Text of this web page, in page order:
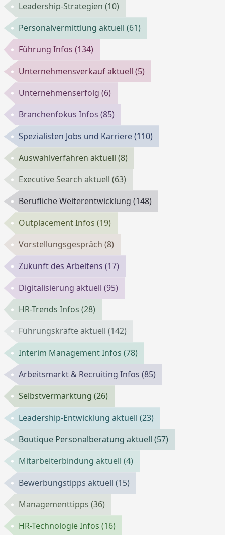
Leadership-Strategien(10)
Personalvermittlung aktuell(61)
Führung Infos(134)
Unternehmensverkauf aktuell(5)
Unternehmenserfolg(6)
Branchenfokus Infos(85)
Spezialisten Jobs und Karriere(110)
Auswahlverfahren aktuell(8)
Executive Search aktuell(63)
Berufliche Weiterentwicklung(148)
Outplacement Infos(19)
Vorstellungsgespräch(8)
Zukunft des Arbeitens(17)
Digitalisierung aktuell(95)
HR-Trends Infos(28)
Führungskräfte aktuell(142)
Interim Management Infos(78)
Arbeitsmarkt & Recruiting Infos(85)
Selbstvermarktung(26)
Leadership-Entwicklung aktuell(23)
Boutique Personalberatung aktuell(57)
Mitarbeiterbindung aktuell(4)
Bewerbungstipps aktuell(15)
Managementtipps(36)
HR-Technologie Infos(16)